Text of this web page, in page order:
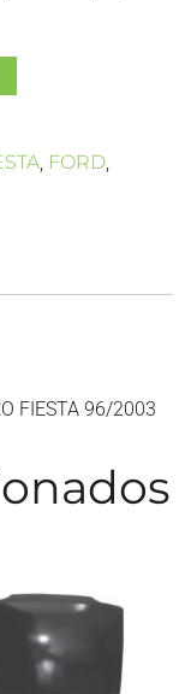
, FORD,
FIESTA 96/2003